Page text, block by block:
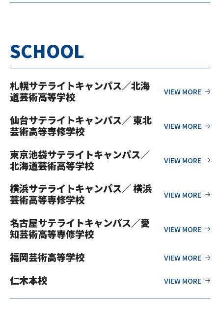
SCHOOL
札幌サテライトキャンパス／北海
道芸術高等学校
仙台サテライトキャンパス／ 東北
芸術高等専修学校
東京池袋サテライトキャンパス／
北海道芸術高等学校
横浜サテライトキャンパス／ 横浜
芸術高等専修学校
名古屋サテライトキャンパス／愛
知芸術高等専修学校
福岡芸術高等学校
仁木本校